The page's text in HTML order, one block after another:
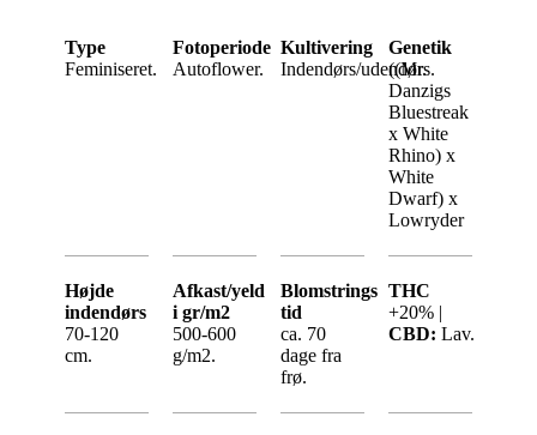
Type
Feminiseret.
Fotoperiode
Autoflower.
Kultivering
Indendørs/udendørs.
Genetik
((Mr.
Danzigs
Bluestreak
x White
Rhino) x
White
Dwarf) x
Lowryder
Højde
indendørs
70-120
cm.
Afkast/yeld
i gr/m2
500-600
g/m2.
Blomstrings
tid
ca. 70
dage fra
frø.
THC
+20% |
CBD: Lav.